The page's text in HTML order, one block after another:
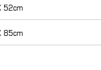
52cm
85cm